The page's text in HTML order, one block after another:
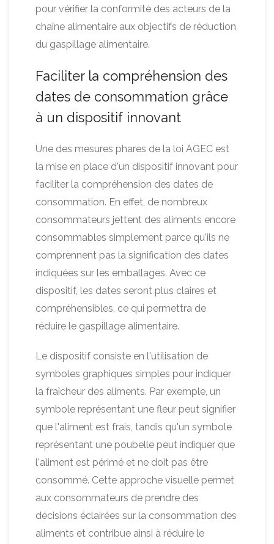
pour vérifier la conformité des acteurs de la
chaîne alimentaire aux objectifs de réduction
du gaspillage alimentaire.
Faciliter la compréhension des
dates de consommation grâce
à un dispositif innovant
Une des mesures phares de la loi AGEC est
la mise en place d'un dispositif innovant pour
faciliter la compréhension des dates de
consommation. En effet, de nombreux
consommateurs jettent des aliments encore
consommables simplement parce qu'ils ne
comprennent pas la signification des dates
indiquées sur les emballages. Avec ce
dispositif, les dates seront plus claires et
compréhensibles, ce qui permettra de
réduire le gaspillage alimentaire.
Le dispositif consiste en l'utilisation de
symboles graphiques simples pour indiquer
la fraîcheur des aliments. Par exemple, un
symbole représentant une fleur peut signifier
que l'aliment est frais, tandis qu'un symbole
représentant une poubelle peut indiquer que
l'aliment est périmé et ne doit pas être
consommé. Cette approche visuelle permet
aux consommateurs de prendre des
décisions éclairées sur la consommation des
aliments et contribue ainsi à réduire le